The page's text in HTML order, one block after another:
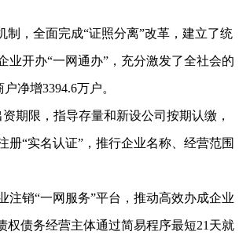
，全面完成“证照分离”改革，建立了统
开办“一网通办”，充分激发了全社会的
净增3394.6万户。
期限，指导存量和新设公司按期认缴，
“实名认证”，推行企业名称、经营范围
销“一网服务”平台，推动高效办成企业
权债务经营主体通过简易程序最短21天就